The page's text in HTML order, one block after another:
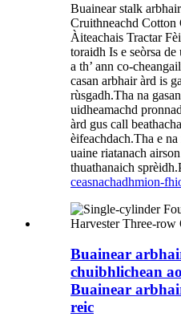
Buainear stalk
Cruithneachd Cotton
Àiteachais Tractar
toraidh Is e seòrsa
a th’ ann co-
casan arbhair àrd is
rùsgadh.Tha na
uidheamachd
àrd gus call
èifeachdach.Tha e
uaine riatanach
thuathanaich
ceasnachadhmion-
Buainear
chuibhlichean
Buainear
reic